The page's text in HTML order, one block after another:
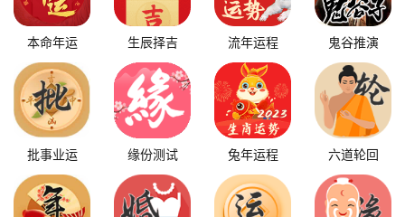
本命年运 生辰择吉 流年运程 鬼谷推演
批事业运 缘份测试 兔年运程 六道轮回